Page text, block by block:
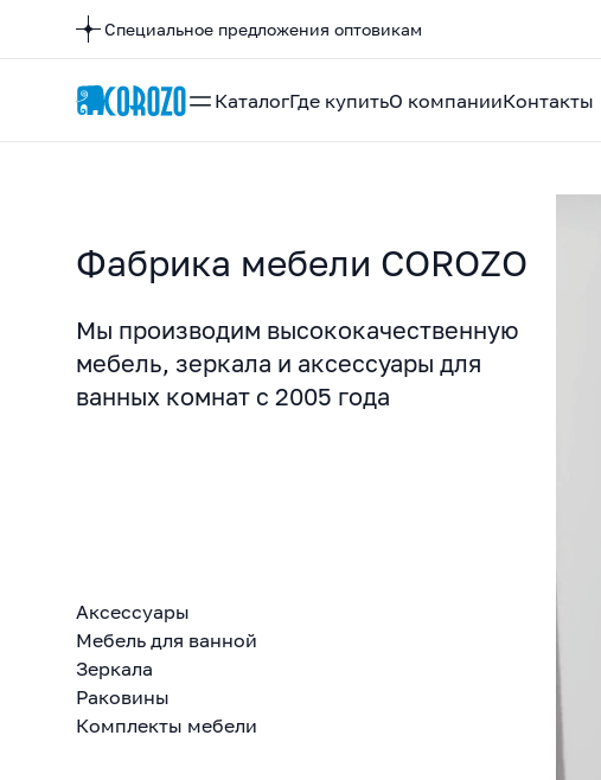
Специальное предложения оптовикам
КаталогГде купитьО компанииКонтакты
Фабрика мебели COROZO
Мы производим высококачественную
мебель, зеркала и аксессуары для
ванных комнат с 2005 года
Аксессуары
Мебель для ванной
Зеркала
Раковины
Комплекты мебели